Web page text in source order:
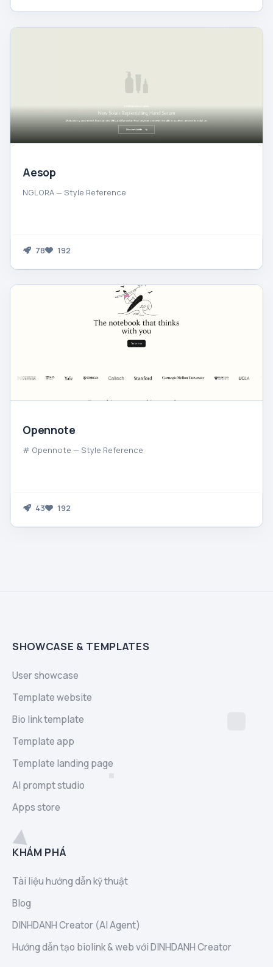
Aesop
NGLORA — Style Reference
78 192
Opennote
# Opennote — Style Reference
43 192
SHOWCASE & TEMPLATES
User showcase
Template website
Bio link template
Template app
Template landing page
AI prompt studio
Apps store
KHÁM PHÁ
Tài liệu hướng dẫn kỹ thuật
Blog
DINHDANH Creator (AI Agent)
Hướng dẫn tạo biolink & web với DINHDANH Creator